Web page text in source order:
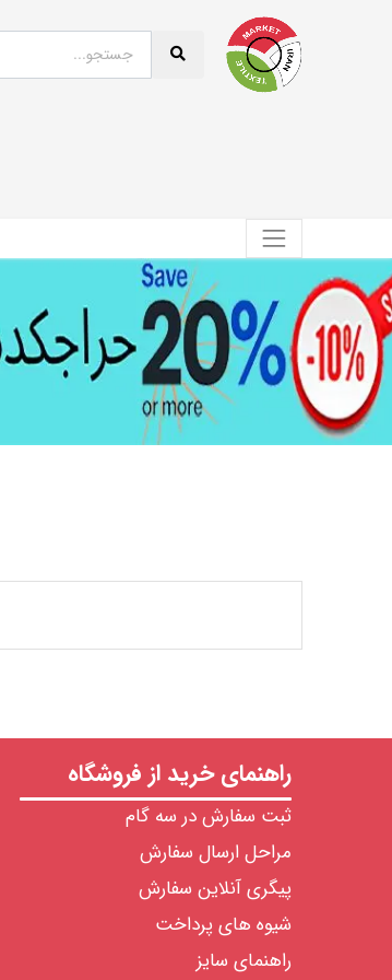
راهنمای خرید از فروشگاه
ثبت سفارش در سه گام
مراحل ارسال سفارش
پیگری آنلاین سفارش
شیوه های پرداخت
راهنمای سایز